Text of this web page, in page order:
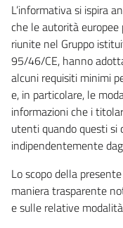
L’informativa si ispira
che le autorità
riunite nel Gruppo
95/46/CE, hanno
alcuni requisiti minimi
e, in particolare, le
informazioni che i
utenti quando questi si
indipendentemente
Lo scopo della
maniera trasparente
e sulle relative